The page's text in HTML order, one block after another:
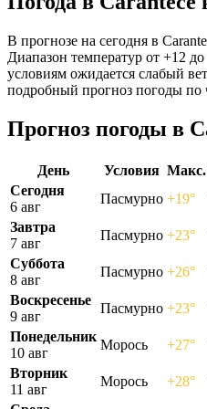
В прогнозе на сегодня в
Диапазон температур от +12
условиям ожидается слабый
подробный прогноз погоды по
Прогноз погоды в
День Условия Макс.
Сегодня
6 авг
Пасмурно +19°
Завтра
7 авг
Пасмурно +23°
Суббота
8 авг
Пасмурно +26°
Воскресенье
9 авг
Пасмурно +23°
Понедельник
10 авг
Морось +27°
Вторник
11 авг
Морось +28°